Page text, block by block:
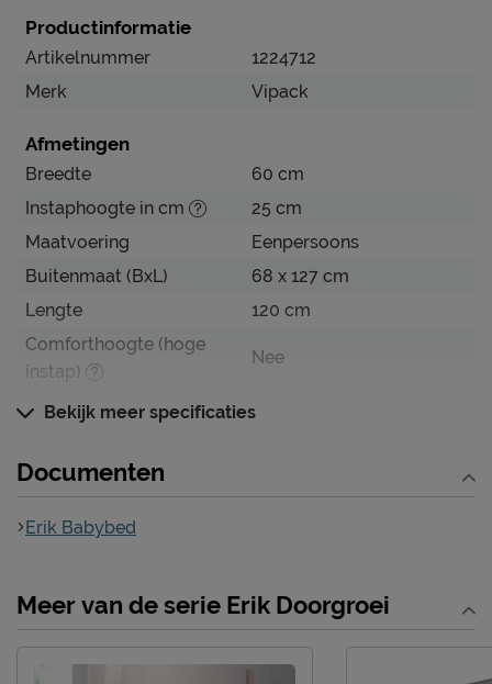
Productinformatie
Artikelnummer
1224712
Merk
Vipack
Afmetingen
Breedte
60 cm
Instaphoogte in cm
25 cm
Maatvoering
Eenpersoons
Buitenmaat (BxL)
68 x 127 cm
Lengte
120 cm
Comforthoogte (hoge
instap)
Nee
Hoogte hoofdbord
90 cm
Kenmerken
Elektrisch verstelbare
Uitvoering
matras
Kleur
wit
Materiaal
Bekijk meer specificaties
Documenten
Erik Babybed
Meer van de serie Erik Doorgroei